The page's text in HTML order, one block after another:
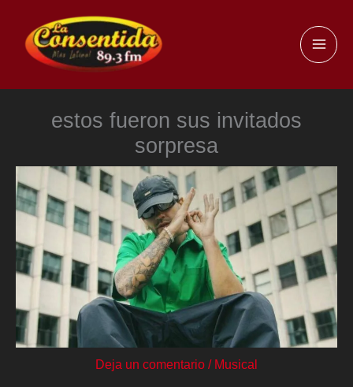
contenido
estos fueron sus invitados
sorpresa
Deja un comentario / Musical